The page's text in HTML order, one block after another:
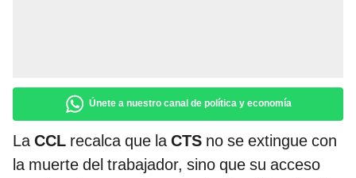
Únete a nuestro canal de política y economía
LaCCL recalca que laCTS no se extingue con
la muerte del trabajador, sino que su acceso